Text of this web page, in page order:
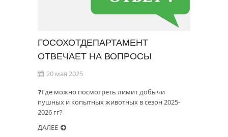
ГОСОХОТДЕПАРТАМЕНТ
ОТВЕЧАЕТ НА ВОПРОСЫ
20 мая 2025
❓Где можно посмотреть лимит добычи
пушных и копытных животных в сезон 2025-
2026 гг?
ДАЛЕЕ